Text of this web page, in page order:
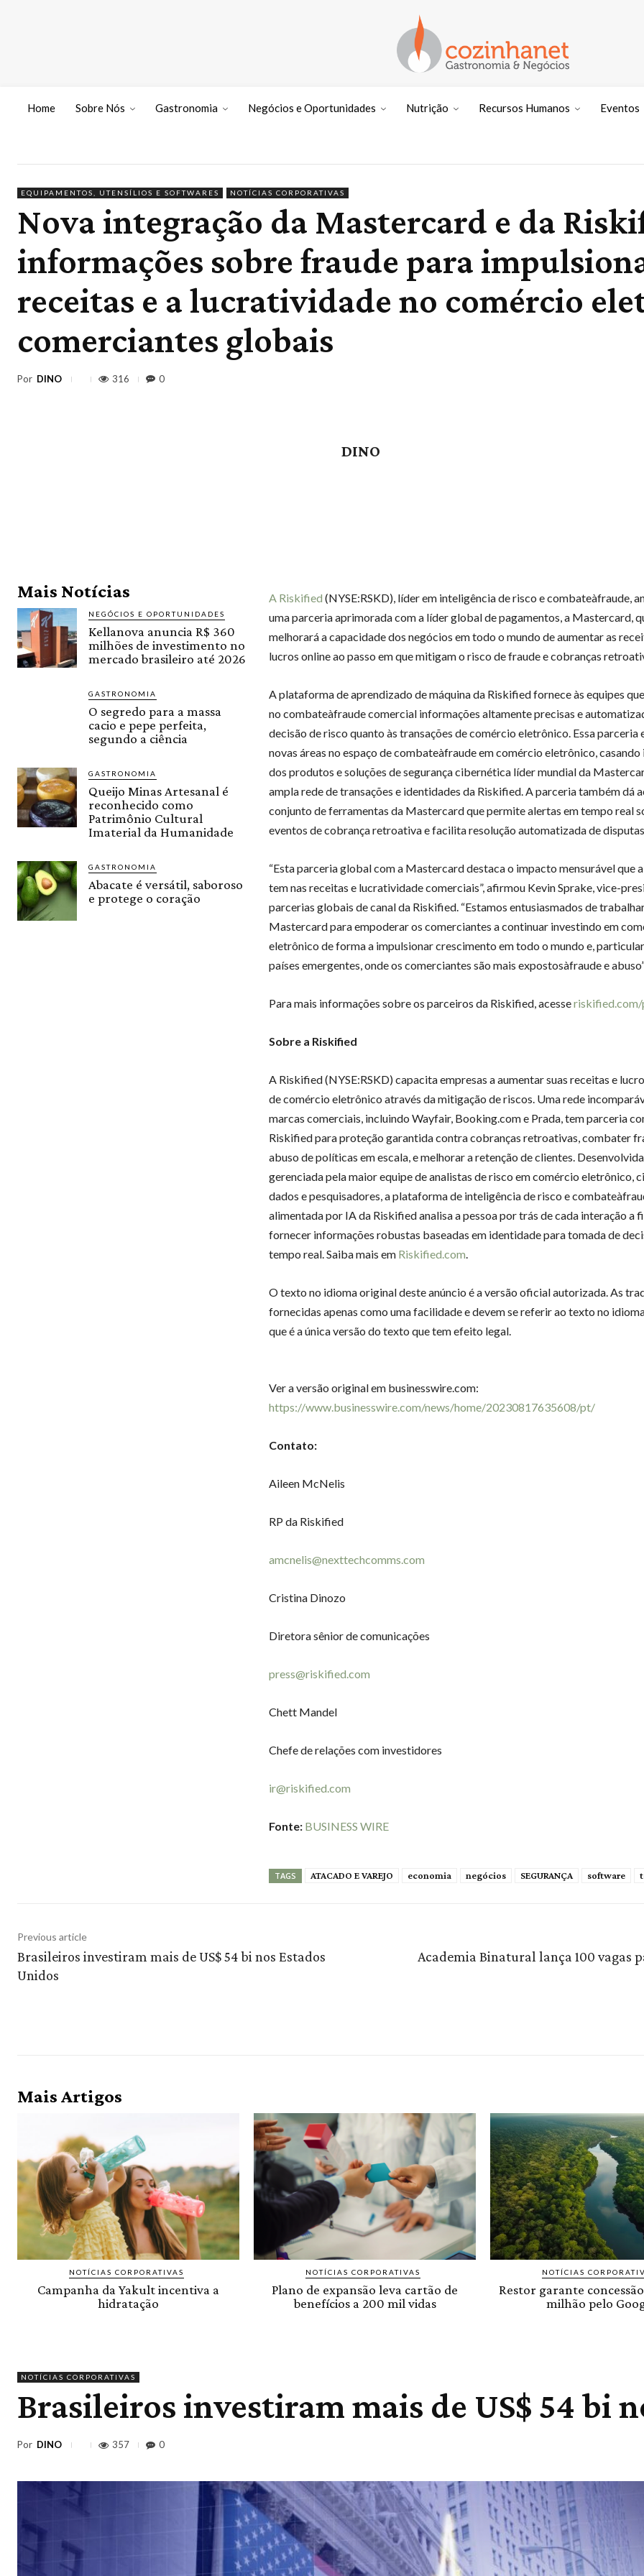
Home Sobre Nós Gastronomia Negócios e Oportunidades Nutrição Recursos Humanos Eventos
EQUIPAMENTOS, UTENSÍLIOS E SOFTWARES NOTÍCIAS CORPORATIVAS
Nova integração da Mastercard e da
informações sobre fraude para
receitas e a lucratividade no comércio
comerciantes globais
Por DINO 316 0
DINO
Mais Notícias
NEGÓCIOS E OPORTUNIDADES
Kellanova anuncia R$ 360
milhões de investimento no
mercado brasileiro até 2026
GASTRONOMIA
O segredo para a massa
cacio e pepe perfeita,
segundo a ciência
GASTRONOMIA
Queijo Minas Artesanal é
reconhecido como
Patrimônio Cultural
Imaterial da Humanidade
GASTRONOMIA
Abacate é versátil, saboroso
e protege o coração
A Riskified (NYSE:RSKD), líder em inteligência de risco e combateàfraude,
uma parceria aprimorada com a líder global de pagamentos, a Mastercard,
melhorará a capacidade dos negócios em todo o mundo de aumentar as
lucros online ao passo em que mitigam o risco de fraude e cobranças
A plataforma de aprendizado de máquina da Riskified fornece às equipes
no combateàfraude comercial informações altamente precisas e
decisão de risco quanto às transações de comércio eletrônico. Essa parceria
novas áreas no espaço de combateàfraude em comércio eletrônico,
dos produtos e soluções de segurança cibernética líder mundial da
ampla rede de transações e identidades da Riskified. A parceria também dá
conjunto de ferramentas da Mastercard que permite alertas em tempo real
eventos de cobrança retroativa e facilita resolução automatizada de
“Esta parceria global com a Mastercard destaca o impacto mensurável que
tem nas receitas e lucratividade comerciais”, afirmou Kevin Sprake, vice-
parcerias globais de canal da Riskified. “Estamos entusiasmados de
Mastercard para empoderar os comerciantes a continuar investindo em
eletrônico de forma a impulsionar crescimento em todo o mundo e,
países emergentes, onde os comerciantes são mais expostosàfraude e
Para mais informações sobre os parceiros da Riskified, acesseriskified.com/
Sobre a Riskified
A Riskified (NYSE:RSKD) capacita empresas a aumentar suas receitas e
de comércio eletrônico através da mitigação de riscos. Uma rede
marcas comerciais, incluindo Wayfair, Booking.com e Prada, tem parceria
Riskified para proteção garantida contra cobranças retroativas, combater
abuso de políticas em escala, e melhorar a retenção de clientes.
gerenciada pela maior equipe de analistas de risco em comércio eletrônico,
dados e pesquisadores, a plataforma de inteligência de risco e
alimentada por IA da Riskified analisa a pessoa por trás de cada interação a
fornecer informações robustas baseadas em identidade para tomada de
tempo real. Saiba mais em Riskified.com.
O texto no idioma original deste anúncio é a versão oficial autorizada. As
fornecidas apenas como uma facilidade e devem se referir ao texto no
que é a única versão do texto que tem efeito legal.
Ver a versão original em businesswire.com:
https://www.businesswire.com/news/home/20230817635608/pt/
Contato:
Aileen McNelis
RP da Riskified
amcnelis@nexttechcomms.com
Cristina Dinozo
Diretora sênior de comunicações
press@riskified.com
Chett Mandel
Chefe de relações com investidores
ir@riskified.com
Fonte: BUSINESS WIRE
TAGS ATACADO E VAREJO economia negócios SEGURANÇA software
Previous article
Brasileiros investiram mais de US$ 54 bi nos Estados
Unidos
Academia Binatural lança 100 vagas
Mais Artigos
NOTÍCIAS CORPORATIVAS
Campanha da Yakult incentiva a
hidratação
NOTÍCIAS CORPORATIVAS
Plano de expansão leva cartão de
benefícios a 200 mil vidas
NOTÍCIAS
Restor garante concessão
milhão pelo